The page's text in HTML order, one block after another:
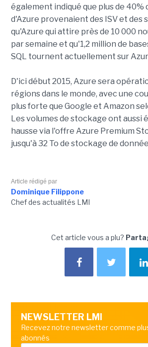
également indiqué que plus de 40%
d'Azure provenaient des ISV et des
qu'Azure qui attire près de 10 000
par semaine et qu'1,2 million de
SQL tournent actuellement sur
D'ici début 2015, Azure sera
régions dans le monde, avec une
plus forte que Google et Amazon
Les volumes de stockage ont aussi
hausse via l'offre Azure Premium
jusqu'à 32 To de stockage de
Article rédigé par
Dominique Filippone
Chef des actualités LMI
Cet article vous a plu?
NEWSLETTER LMI
Recevez notre newsletter comme
abonnés